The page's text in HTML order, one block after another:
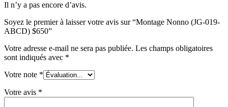
Il n’y a pas encore d’avis.
Soyez le premier à laisser votre avis sur “Montage Nonno (JG-019-
ABCD) $650”
Votre adresse e-mail ne sera pas publiée. Les champs obligatoires
sont indiqués avec *
Votre note *
Votre avis *